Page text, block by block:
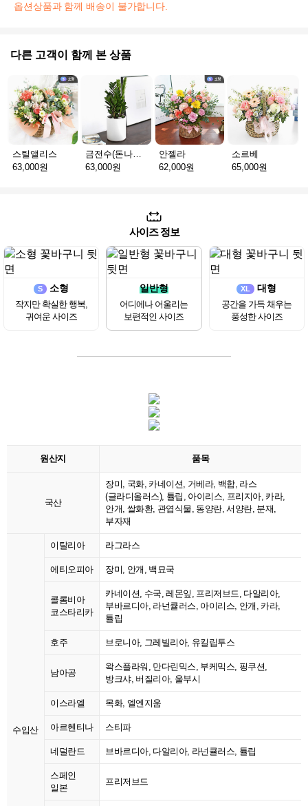
옵션상품과 함께 배송이 불가합니다.
다른 고객이 함께 본 상품
스틸앨리스
63,000원
63,000원
안젤라
62,000원
소르베
65,000원
사이즈 정보
S 소형
작지만 확실한 행복,
귀여운 사이즈
일반형
어디에나 어울리는
보편적인 사이즈
XL 대형
공간을 가득 채우는
풍성한 사이즈
원산지 품목
국산
장미, 국화, 카네이션, 거베라, 백합, 라스
(글라디올러스), 튤립, 아이리스, 프리지아, 카라,
안개, 쌀화환, 관엽식물, 동양란, 서양란, 분재,
부자재
수입산
이탈리아 라그라스
에티오피아 장미, 안개, 백묘국
콜롬비아
코스타리카
카네이션, 수국, 레몬잎, 프리저브드, 다알리아,
부바르디아, 라넌큘러스, 아이리스, 안개, 카라,
튤립
호주 브로니아, 그레빌리아, 유킬립투스
남아공
왁스플라워, 만다린믹스, 부케믹스, 핑쿠션,
방크샤, 버질리아, 울부시
이스라엘 목화, 엘엔지움
아르헨티나 스티파
네덜란드 브바르디아, 다알리아, 라넌큘러스, 튤립
스페인
일본
프리저브드